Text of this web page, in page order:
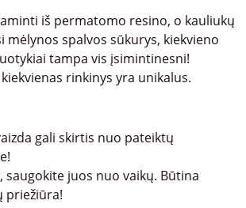
iš permatomo resino, o kauliukų
mėlynos spalvos sūkurys, kiekvieno
tampa vis įsimintinesni!
rinkinys yra unikalus.
gali skirtis nuo pateiktų
saugokite juos nuo vaikų. Būtina
priežiūra!